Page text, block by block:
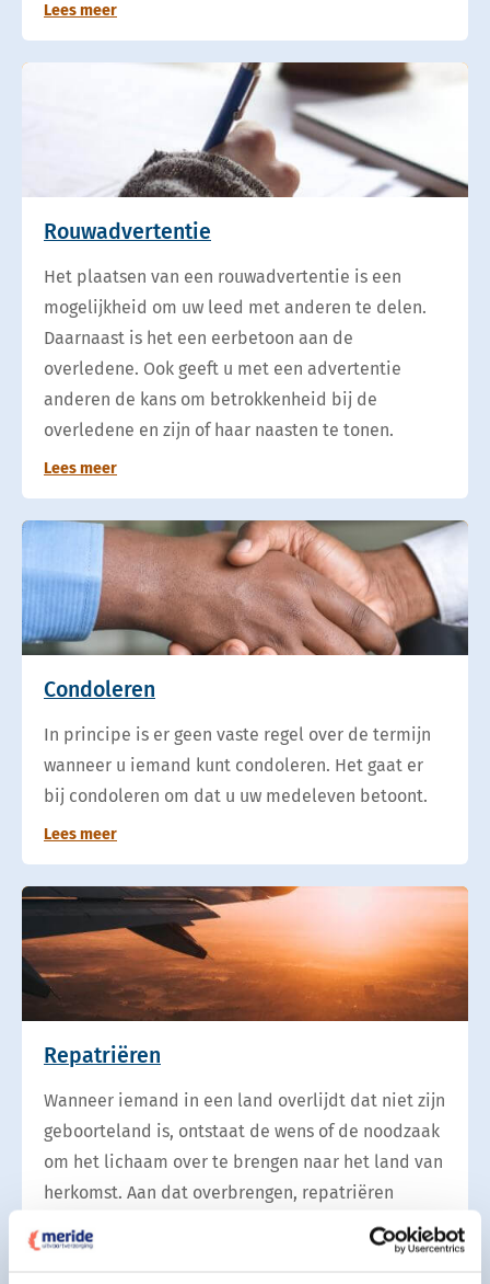
Lees meer
Rouwadvertentie
Het plaatsen van een rouwadvertentie is een
mogelijkheid om uw leed met anderen te delen.
Daarnaast is het een eerbetoon aan de
overledene. Ook geeft u met een advertentie
anderen de kans om betrokkenheid bij de
overledene en zijn of haar naasten te tonen.
Lees meer
Condoleren
In principe is er geen vaste regel over de termijn
wanneer u iemand kunt condoleren. Het gaat er
bij condoleren om dat u uw medeleven betoont.
Lees meer
Repatriëren
Wanneer iemand in een land overlijdt dat niet zijn
geboorteland is, ontstaat de wens of de noodzaak
om het lichaam over te brengen naar het land van
herkomst. Aan dat overbrengen, repatriëren
genoemd, zijn per land heel veel verschillende
regels, voorschriften en kosten verbonden.